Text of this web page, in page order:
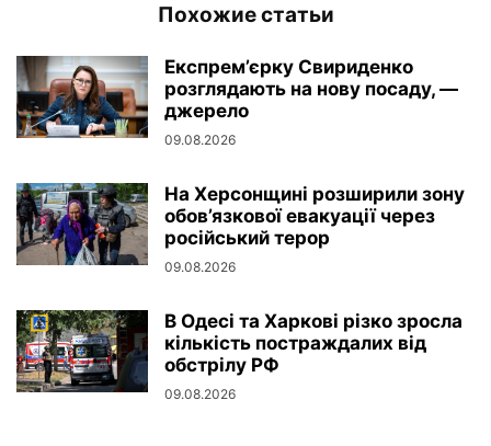
Похожие статьи
Експрем’єрку Свириденко
розглядають на нову посаду, —
джерело
09.08.2026
На Херсонщині розширили зону
обов’язкової евакуації через
російський терор
09.08.2026
В Одесі та Харкові різко зросла
кількість постраждалих від
обстрілу РФ
09.08.2026